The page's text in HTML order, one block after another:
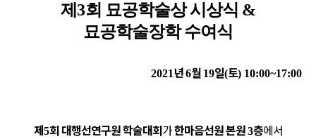
제 3회 묘공학술상 시상식 &
묘공학술장학 수여식
2021년6월 19일(토) 10:00~17:00
제5회 대행선연구원 학술대회가한마음선원 본원3층에서